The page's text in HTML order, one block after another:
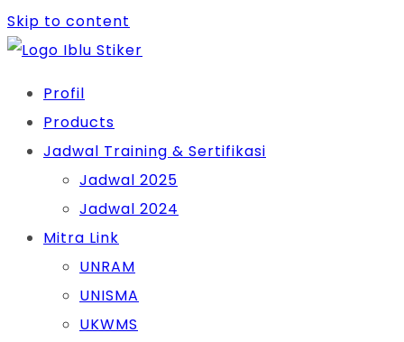
Skip to content
Profil
Products
Jadwal Training & Sertifikasi
Jadwal 2025
Jadwal 2024
Mitra Link
UNRAM
UNISMA
UKWMS